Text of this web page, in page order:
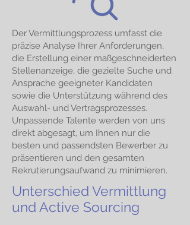
Der Vermittlungsprozess umfasst die
präzise Analyse Ihrer Anforderungen,
die Erstellung einer maßgeschneiderten
Stellenanzeige, die gezielte Suche und
Ansprache geeigneter Kandidaten
sowie die Unterstützung während des
Auswahl- und Vertragsprozesses.
Unpassende Talente werden von uns
direkt abgesagt, um Ihnen nur die
besten und passendsten Bewerber zu
präsentieren und den gesamten
Rekrutierungsaufwand zu minimieren.
Unterschied Vermittlung
und Active Sourcing